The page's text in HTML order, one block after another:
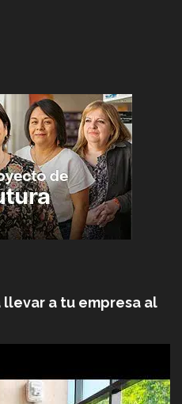
a tu empresa al